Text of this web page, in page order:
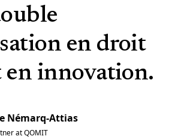
en droit
en innovation.
Némarq-Attias
at QOMIT